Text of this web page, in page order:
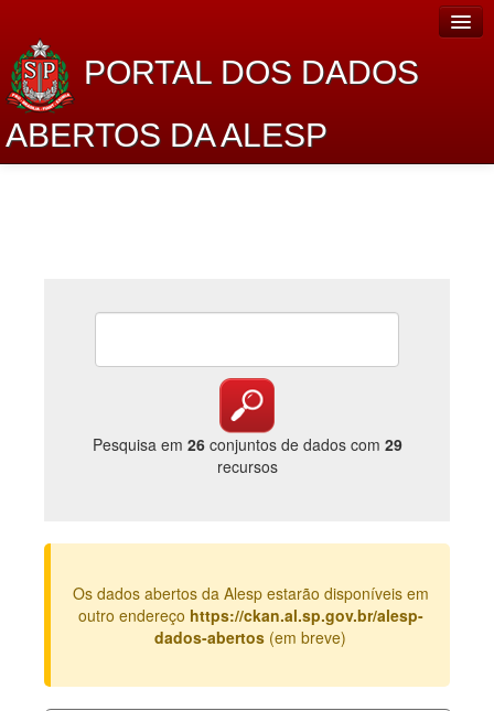
PORTAL DOS DADOS
ABERTOS DA ALESP
Lei de Acesso à Informação
Catálogo de dados
Legislação
Perguntas frequentes
Pesquisa em 26conjuntos de dados com 29
recursos
Os dados abertos da Alesp estarão disponíveis em
outro endereço https://ckan.al.sp.gov.br/alesp-
dados-abertos (em breve)